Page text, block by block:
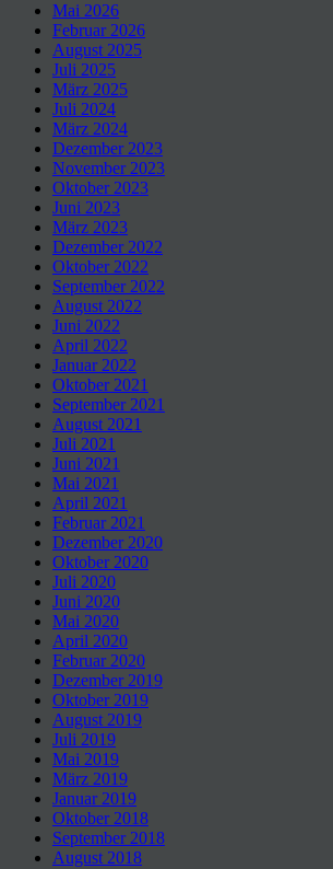
Mai 2026
Februar 2026
August 2025
Juli 2025
März 2025
Juli 2024
März 2024
Dezember 2023
November 2023
Oktober 2023
Juni 2023
März 2023
Dezember 2022
Oktober 2022
September 2022
August 2022
Juni 2022
April 2022
Januar 2022
Oktober 2021
September 2021
August 2021
Juli 2021
Juni 2021
Mai 2021
April 2021
Februar 2021
Dezember 2020
Oktober 2020
Juli 2020
Juni 2020
Mai 2020
April 2020
Februar 2020
Dezember 2019
Oktober 2019
August 2019
Juli 2019
Mai 2019
März 2019
Januar 2019
Oktober 2018
September 2018
August 2018